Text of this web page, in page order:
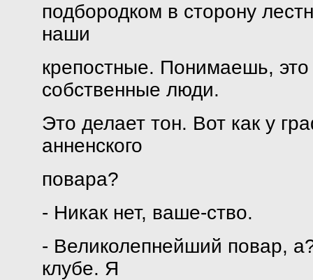
подбородком в сторону
наши
крепостные. Понимаешь,
собственные люди.
Это делает тон. Вот как у
анненского
повара?
- Никак нет, ваше-ство.
- Великолепнейший повар,
клубе. Я